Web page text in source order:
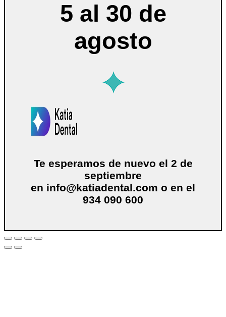
5 al 30 de
agosto
Te esperamos de nuevo el 2 de
septiembre
en info@katiadental.com o en el
934 090 600